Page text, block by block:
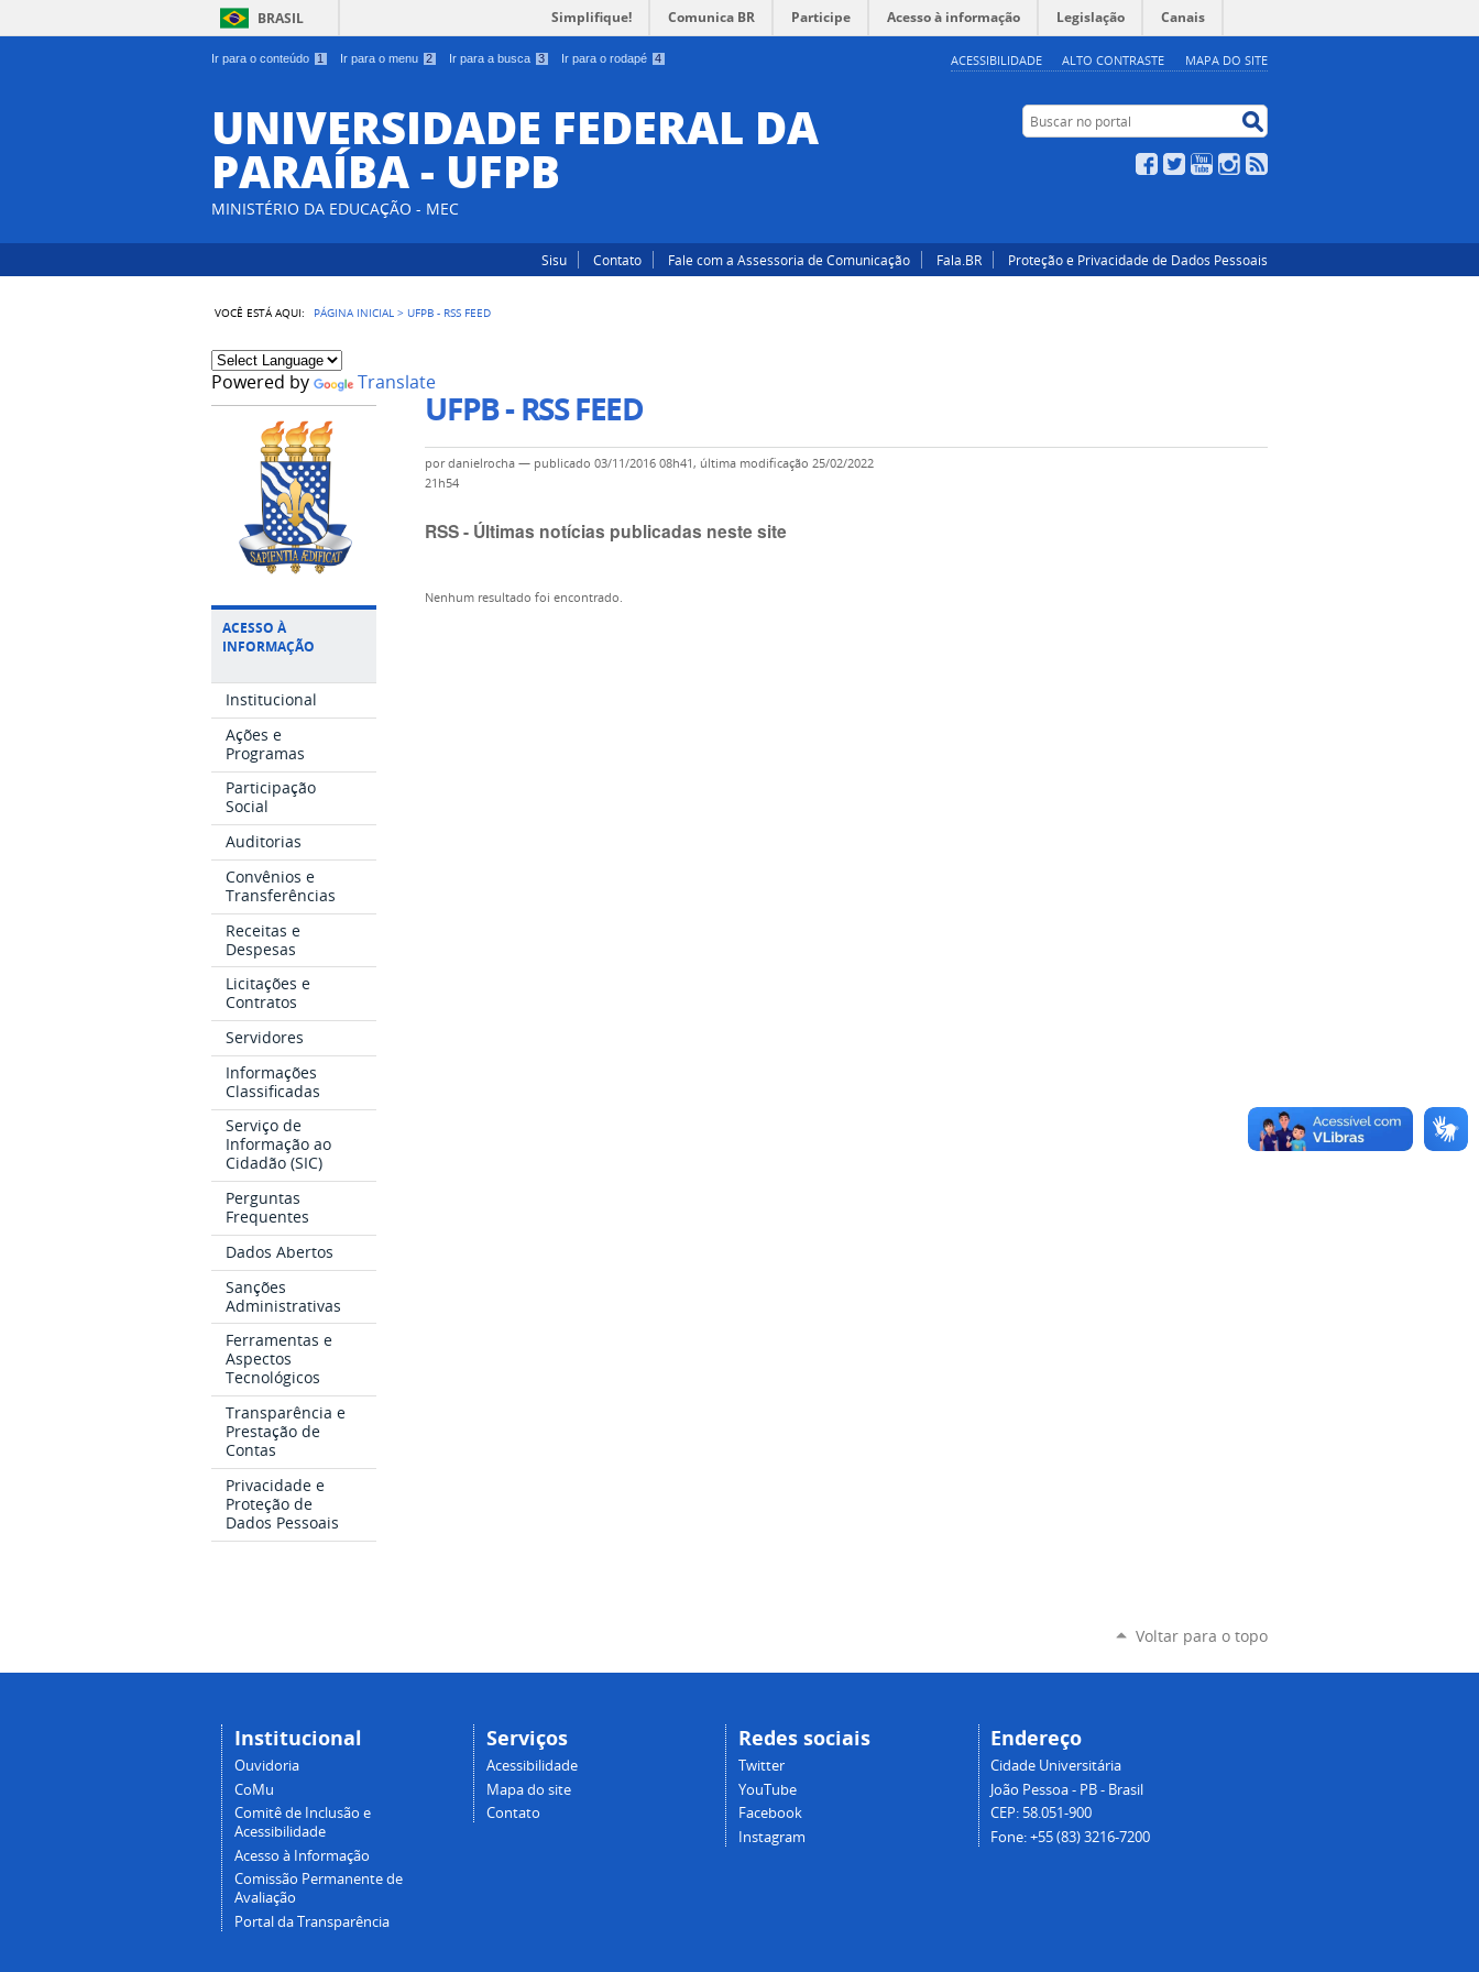
Ir para o conteúdo 1 Ir para o menu 2 Ir para a busca 3 Ir para o rodapé 4 ACESSIBILIDADE ALTO CONTRASTE MAPA DO SITE
BRASIL Simplifique! Comunica BR Participe Acesso à informação Legislação Canais
UNIVERSIDADE FEDERAL DA
PARAÍBA - UFPB
MINISTÉRIO DA EDUCAÇÃO - MEC
Buscar no portal
Facebook
TwitterYouTubeInstagram
Sisu Contato Fale com a Assessoria de Comunicação Fala.BR Proteção e Privacidade de Dados Pessoais
VOCÊ ESTÁ AQUI: PÁGINA INICIAL > UFPB - RSS FEED
Powered by Translate
ACESSO À
INFORMAÇÃO
Institucional
Ações e
Programas
Participação
Social
Auditorias
Convênios e
Transferências
Receitas e
Despesas
Licitações e
Contratos
Servidores
Informações
Classificadas
Serviço de
Informação ao
Cidadão (SIC)
Perguntas
Frequentes
Dados Abertos
Sanções
Administrativas
Ferramentas e
Aspectos
Tecnológicos
Transparência e
Prestação de
Contas
Privacidade e
Proteção de
Dados Pessoais
UFPB - RSS FEED
pordanielrocha — publicado 03/11/2016 08h41, última modificação 25/02/2022
21h54
RSS - Últimas notícias publicadas neste site
Nenhum resultado foi encontrado.
Voltar para o topo
Institucional
Ouvidoria
CoMu
Comitê de Inclusão e
Acessibilidade
Acesso à Informação
Comissão Permanente de
Avaliação
Portal da Transparência
Serviços
Acessibilidade
Mapa do site
Contato
Redes sociais
Twitter
YouTube
Facebook
Instagram
Endereço
Cidade Universitária
João Pessoa - PB - Brasil
CEP: 58.051-900
Fone: +55 (83) 3216-7200